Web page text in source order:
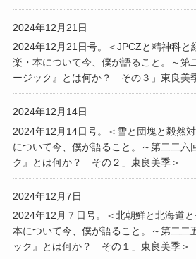
2024年12月21日
2024年12月21日号。＜JPCZと精神科と
楽・本について今、僕が語ること。～第
ージック』とは何か？ その３」東良美
2024年12月14日
2024年12月14日号。＜雪と団塊と毅然
について今、僕が語ること。～第二二六
ク』とは何か？ その２」東良美季＞
2024年12月7日
2024年12月７日号。＜北朝鮮と北海道
本について今、僕が語ること。～第二二
ック』とは何か？ その１」東良美季＞